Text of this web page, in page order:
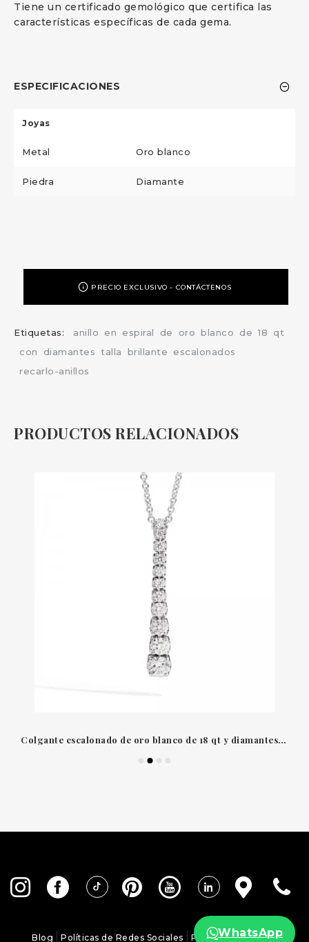
Tiene un certificado gemológico que certifica las
características específicas de cada gema.
ESPECIFICACIONES
Joyas
Metal Oro blanco
Piedra Diamante
PRECIO EXCLUSIVO - CONTÁCTENOS
Etiquetas: anillo en espiral de oro blanco de 18
qt
con
diamantes talla brillante
escalonados
recarlo-anillos
PRODUCTOS RELACIONADOS
Colgante escalonado de oro blanco de 18 qt y diamantes de talla brillante Recarlo
Blog Políticas de Redes Sociales Política de Cookies
WhatsApp